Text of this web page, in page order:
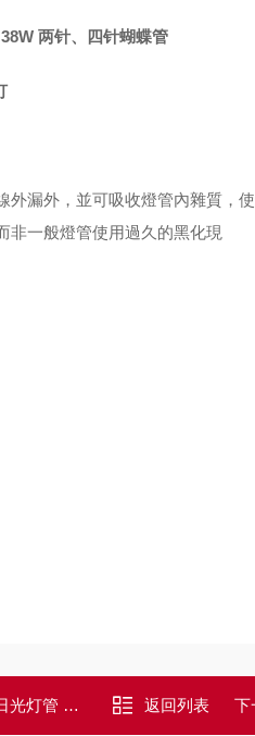
两针、四针蝴蝶管
外漏外，並可吸收燈管內雜質，
非一般燈管使用過久的黑化現
荧光灯管 返回列表 下